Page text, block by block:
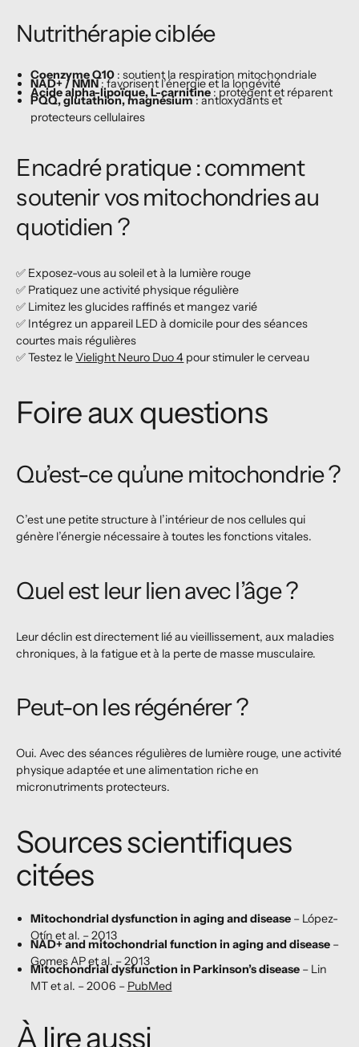
Nutrithérapie ciblée
Coenzyme Q10: soutient la respiration mitochondriale
NAD+ / NMN: favorisent l’énergie et la longévité
Acide alpha-lipoïque, L-carnitine: protègent et réparent
PQQ, glutathion, magnésium: antioxydants et
protecteurs cellulaires
Encadré pratique : comment
soutenir vos mitochondries au
quotidien ?
✅ Exposez-vous au soleil et à la lumière rouge
✅ Pratiquez une activité physique régulière
✅ Limitez les glucides raffinés et mangez varié
✅ Intégrez un appareil LED à domicile pour des séances
courtes mais régulières
✅ Testez leVielight Neuro Duo 4 pour stimuler le cerveau
Foire aux questions
Qu’est-ce qu’une mitochondrie ?
C’est une petite structure à l’intérieur de nos cellules qui
génère l’énergie nécessaire à toutes les fonctions vitales.
Quel est leur lien avec l’âge ?
Leur déclin est directement lié au vieillissement, aux maladies
chroniques, à la fatigue et à la perte de masse musculaire.
Peut-on les régénérer ?
Oui. Avec des séances régulières de lumière rouge, une activité
physique adaptée et une alimentation riche en
micronutriments protecteurs.
Sources scientifiques
citées
Mitochondrial dysfunction in aging and disease– López-
Otín et al. – 2013
NAD+ and mitochondrial function in aging and disease–
Gomes AP et al. – 2013
Mitochondrial dysfunction in Parkinson’s disease– Lin
MT et al. – 2006 – PubMed
À lire aussi